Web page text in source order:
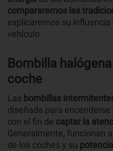
compararemos las
explicaremos su influencia
vehículo.
Bombilla
coche
Las bombillas
diseñada para
con el fin de captar la
Generalmente, funcionan a
de los coches y su